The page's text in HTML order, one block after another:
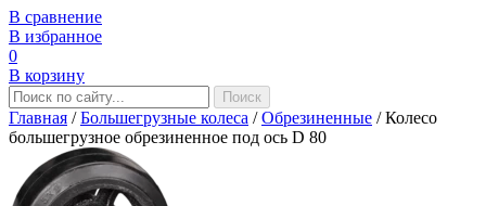
В сравнение
В избранное
0
В корзину
Главная /Большегрузные колеса /Обрезиненные /Колесо
большегрузное обрезиненное под ось D 80